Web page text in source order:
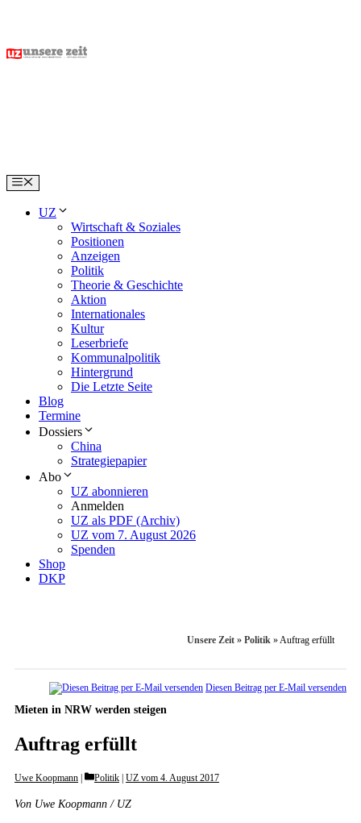
content
Menu
UZ
Wirtschaft & Soziales
Positionen
Anzeigen
Politik
Theorie & Geschichte
Aktion
Internationales
Kultur
Leserbriefe
Kommunalpolitik
Hintergrund
Die Letzte Seite
Blog
Termine
Dossiers
China
Strategiepapier
Abo
UZ abonnieren
Anmelden
UZ als PDF (Archiv)
UZ vom 7. August 2026
Spenden
Shop
DKP
Unsere Zeit » Politik »Auftrag erfüllt
Diesen Beitrag per E-Mail versenden
Mieten in NRW werden steigen
Auftrag erfüllt
Uwe Koopmann Categories
Politik UZ vom 4. August 2017
Von Uwe Koopmann / UZ